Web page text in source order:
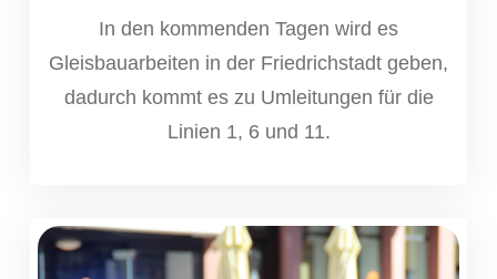
In den kommenden Tagen wird es
Gleisbauarbeiten in der Friedrichstadt geben,
dadurch kommt es zu Umleitungen für die
Linien 1, 6 und 11.